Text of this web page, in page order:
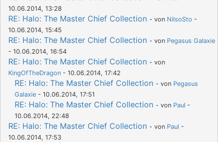
10.06.2014, 13:28
RE: Halo: The Master Chief Collection - von NilsoSto -
10.06.2014, 15:45
RE: Halo: The Master Chief Collection - von Pegasus Galaxie
- 10.06.2014, 16:54
RE: Halo: The Master Chief Collection - von
KingOfTheDragon - 10.06.2014, 17:42
RE: Halo: The Master Chief Collection - von Pegasus
Galaxie - 10.06.2014, 17:51
RE: Halo: The Master Chief Collection - von Paul -
10.06.2014, 22:48
RE: Halo: The Master Chief Collection - von Paul -
10.06.2014, 17:53